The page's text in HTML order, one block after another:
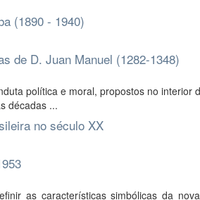
(1890 - 1940)
de D. Juan Manuel (1282-1348)
política e moral, propostos no interior
décadas ...
no século XX
as características simbólicas da